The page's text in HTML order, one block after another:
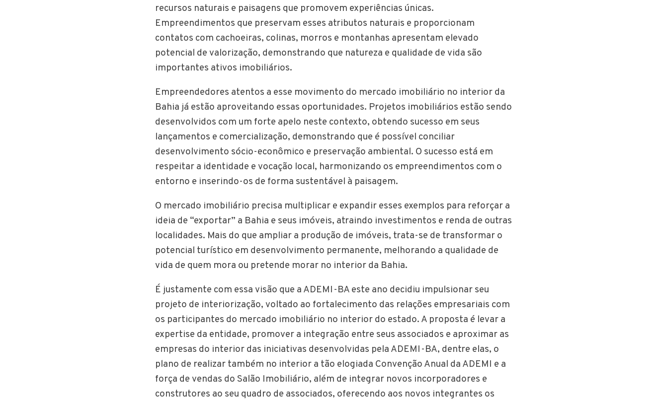
recursos naturais e paisagens que promovem experiências únicas.
Empreendimentos que preservam esses atributos naturais e proporcionam
contatos com cachoeiras, colinas, morros e montanhas apresentam elevado
potencial de valorização, demonstrando que natureza e qualidade de vida são
importantes ativos imobiliários.
Empreendedores atentos a esse movimento do mercado imobiliário no interior da
Bahia já estão aproveitando essas oportunidades. Projetos imobiliários estão sendo
desenvolvidos com um forte apelo neste contexto, obtendo sucesso em seus
lançamentos e comercialização, demonstrando que é possível conciliar
desenvolvimento sócio-econômico e preservação ambiental. O sucesso está em
respeitar a identidade e vocação local, harmonizando os empreendimentos com o
entorno e inserindo-os de forma sustentável à paisagem.
O mercado imobiliário precisa multiplicar e expandir esses exemplos para reforçar a
ideia de “exportar” a Bahia e seus imóveis, atraindo investimentos e renda de outras
localidades. Mais do que ampliar a produção de imóveis, trata-se de transformar o
potencial turístico em desenvolvimento permanente, melhorando a qualidade de
vida de quem mora ou pretende morar no interior da Bahia.
É justamente com essa visão que a ADEMI-BA este ano decidiu impulsionar seu
projeto de interiorização, voltado ao fortalecimento das relações empresariais com
os participantes do mercado imobiliário no interior do estado. A proposta é levar a
expertise da entidade, promover a integração entre seus associados e aproximar as
empresas do interior das iniciativas desenvolvidas pela ADEMI-BA, dentre elas, o
plano de realizar também no interior a tão elogiada Convenção Anual da ADEMI e a
força de vendas do Salão Imobiliário, além de integrar novos incorporadores e
construtores ao seu quadro de associados, oferecendo aos novos integrantes os